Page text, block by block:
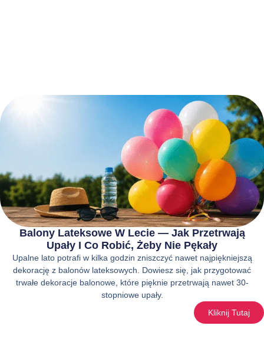
Balony Lateksowe W Lecie — Jak Przetrwają
Upały I Co Robić, Żeby Nie Pękały
Upalne lato potrafi w kilka godzin zniszczyć nawet najpiękniejszą
dekorację z balonów lateksowych. Dowiesz się, jak przygotować
trwałe dekoracje balonowe, które pięknie przetrwają nawet 30-
stopniowe upały.
Kliknij Tutaj